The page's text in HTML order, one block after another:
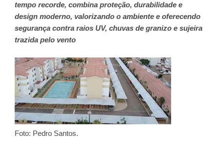
tempo recorde, combina proteção, durabilidade e
design moderno, valorizando o ambiente e oferecendo
segurança contra raios UV, chuvas de granizo e sujeira
trazida pelo vento
Foto: Pedro Santos.